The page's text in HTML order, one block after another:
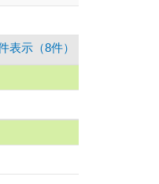
表示（8件）